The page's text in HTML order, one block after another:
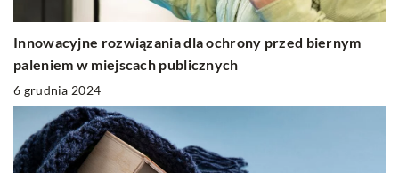
Innowacyjne rozwiązania dla ochrony przed biernym
paleniem w miejscach publicznych
6 grudnia 2024